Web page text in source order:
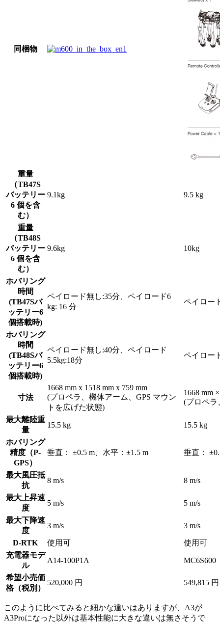
同梱物
重量
（TB47S
バッテリー
6 個を含
む）
9.1kg 9.5 kg
重量
（TB48S
バッテリー
6 個を含
む）
9.6kg 10kg
ホバリング
時間
(TB47Sバ
ッテリー6
個搭載時)
ペイロード無し:35分、ペイロード6
kg: 16 分
ペイロー
ホバリング
時間
(TB48Sバ
ッテリー6
個搭載時)
ペイロード無し:40分、ペイロード
5.5kg:18分
ペイロー
寸法
1668 mm x 1518 mm x 759 mm
(プロペラ、機体アーム、GPS マウン
トを広げた状態)
1668 mm
(プロペラ
最大離陸重
量
15.5 kg 15.5 kg
ホバリング
精度（P-
GPS）
垂直： ±0.5 m、水平：±1.5 m 垂直：
最大風圧抵
抗
8 m/s 8 m/s
最大上昇速
度
5 m/s 5 m/s
最大下降速
度
3 m/s 3 m/s
D-RTK 使用可
使用可
充電器モデ
ル
A14-100P1A MC6S600
希望小売価
格（税別）
520,000 円 549,815 円
このように比べてみると細かな違いはありますが、A3が
A3Proになった以外は基本性能に大きな違いは無さそうで